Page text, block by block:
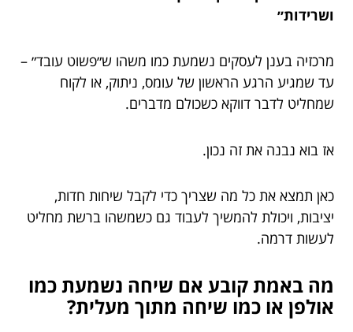
ושרידות״
מרכזיה בענן לעסקים נשמעת כמו משהו ש״פשוט עובד״ –
עד שמגיע הרגע הראשון של עומס, ניתוק, או לקוח
שמחליט לדבר דווקא כשכולם מדברים.
אז בוא נבנה את זה נכון.
כאן תמצא את כל מה שצריך כדי לקבל שיחות חדות,
יציבות, ויכולת להמשיך לעבוד גם כשמשהו ברשת מחליט
לעשות דרמה.
מה באמת קובע אם שיחה נשמעת כמו
אולפן או כמו שיחה מתוך מעלית?